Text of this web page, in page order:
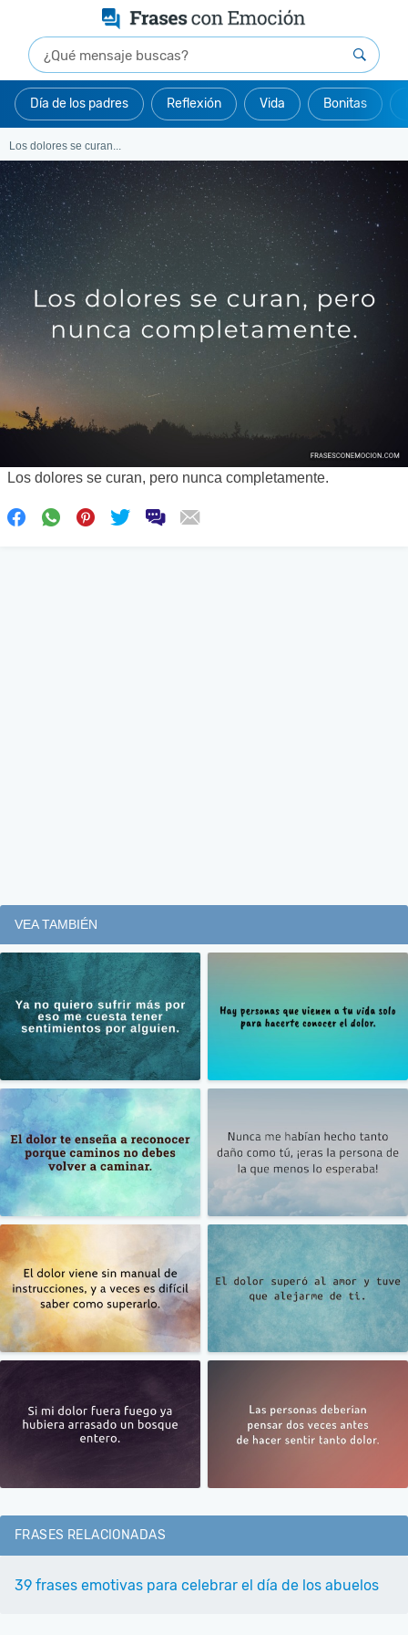
Día de los padres Reflexión Vida Bonitas
Los dolores se curan...
Los dolores se curan, pero nunca completamente.
VEA TAMBIÉN
FRASES RELACIONADAS
39 frases emotivas para celebrar el día de los abuelos